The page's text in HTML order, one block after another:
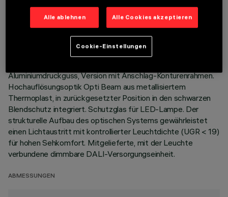
Einbau-Leuchte mit starrer Optik für LED-Lampe Neutral
Aluminiumdruckguss, Version mit Anschlag-Konturenrahmen.
Hochauflösungsoptik Opti Beam aus metallisiertem
Thermoplast, in zurückgesetzter Position in den schwarzen
Blendschutz integriert. Schutzglas für LED-Lampe. Der
strukturelle Aufbau des optischen Systems gewährleistet
einen Lichtaustritt mit kontrollierter Leuchtdichte (UGR < 19)
für hohen Sehkomfort. Mitgelieferte, mit der Leuchte
verbundene dimmbare DALI-Versorgungseinheit.
ABMESSUNGEN
Alle ablehnen Alle Cookies akzeptieren
Cookie-Einstellungen